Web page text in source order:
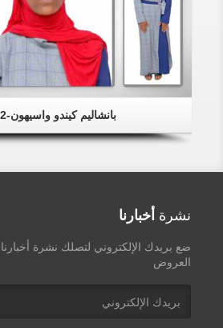
بانشاليم كيندو واسيهون-E1352
نشرة أخبارنا
ضع بريدك الإلكتروني لتصلك نشرة
العروض